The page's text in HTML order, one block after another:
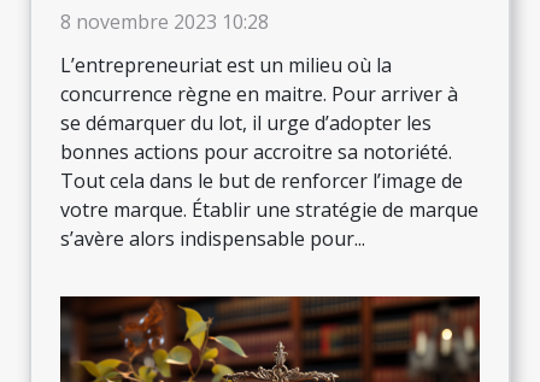
de marque ?
8 novembre 2023 10:28
L’entrepreneuriat est un milieu où la
concurrence règne en maitre. Pour arriver à
se démarquer du lot, il urge d’adopter les
bonnes actions pour accroitre sa notoriété.
Tout cela dans le but de renforcer l’image de
votre marque. Établir une stratégie de marque
s’avère alors indispensable pour...